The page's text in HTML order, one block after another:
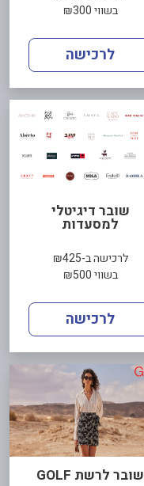
בשווי ₪300
לרכישה
שובר דיגיטלי
למסעדות
לרכישה ב-₪425
בשווי ₪500
לרכישה
שובר לרשת GOLF